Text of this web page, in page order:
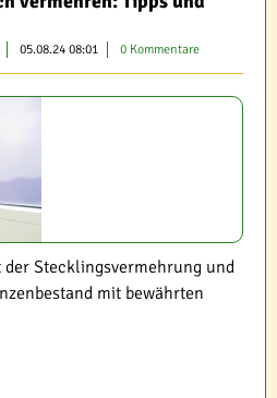
05.08.24 08:01 0 Kommentare
der Stecklingsvermehrung und
mit bewährten